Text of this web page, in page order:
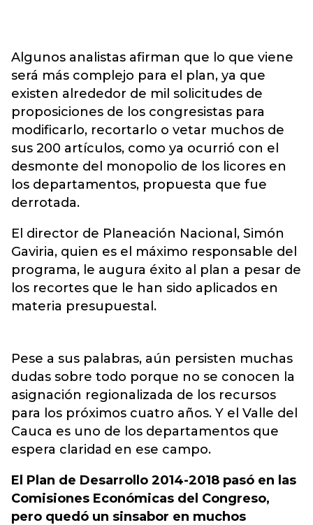
Algunos analistas afirman que lo que viene
será más complejo para el plan, ya que
existen alrededor de mil solicitudes de
proposiciones de los congresistas para
modificarlo, recortarlo o vetar muchos de
sus 200 artículos, como ya ocurrió con el
desmonte del monopolio de los licores en
los departamentos, propuesta que fue
derrotada.
El director de Planeación Nacional, Simón
Gaviria, quien es el máximo responsable del
programa, le augura éxito al plan a pesar de
los recortes que le han sido aplicados en
materia presupuestal.
Pese a sus palabras, aún persisten muchas
dudas sobre todo porque no se conocen la
asignación regionalizada de los recursos
para los próximos cuatro años. Y el Valle del
Cauca es uno de los departamentos que
espera claridad en ese campo.
El Plan de Desarrollo 2014-2018 pasó en las
Comisiones Económicas del Congreso,
pero quedó un sinsabor en muchos